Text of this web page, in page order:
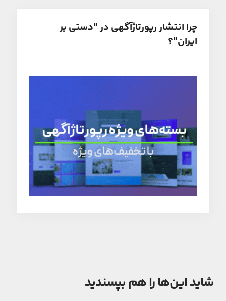
چرا انتشار رپورتاژآگهی در "دستی بر
ایران"؟
شاید این‌ها را هم بپسندید